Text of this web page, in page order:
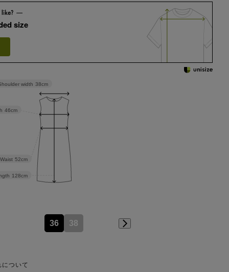
size
128cm
Waist 52cm
46cm
width 38cm
36 38
について